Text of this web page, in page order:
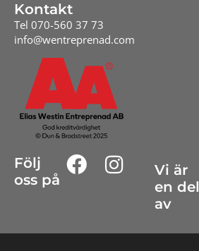
Kontakt
Tel 070-560 37 73
info@wentreprenad.com
Följ
oss på
Vi är
en del
av